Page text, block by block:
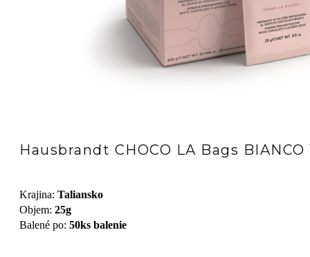
Hausbrandt CHOCO LA Bags BIANCO
Krajina: Taliansko
Objem: 25g
Balené po: 50ks balenie